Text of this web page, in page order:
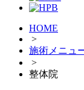
HOME
>
施術メニュ
>
整体院